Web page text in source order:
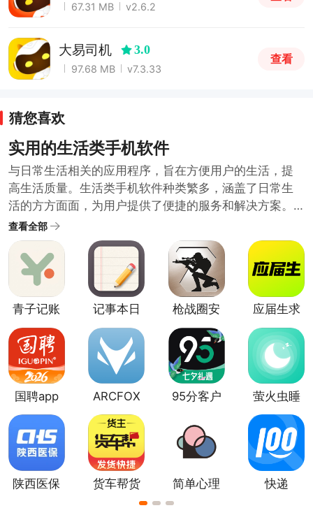
67.31 MB v2.6.2
大易司机 3.0
97.68 MB v7.3.33
查看
猜您喜欢
实用的生活类手机软件
与日常生活相关的应用程序，旨在方便用户的生活，提
高生活质量。生活类手机软件种类繁多，涵盖了日常生
活的方方面面，为用户提供了便捷的服务和解决方案。
随着科技的发展和人们生活水平的提高，生活类手机软
件也在不断推陈出新，满足用户日益增长的需求。哪些
生活类软件比较实用呢？小编在生活类软件合集中为大
家整理了很多日常需要的好用方便的生活类手机软件。
需要的用户可以下载体验便捷的生活服务。
查看全部
青子记账
app
记事本日
记app
枪战圈安
卓版
应届生求
职app
国聘app
ARCFOX
极狐app
95分客户
萤火虫睡
眠
陕西医保
货车帮货
简单心理
快递